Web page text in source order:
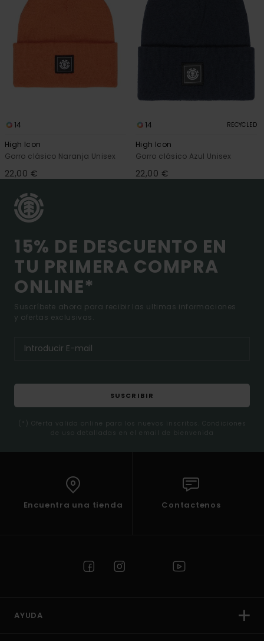
14
High Icon
Gorro clásico Naranja Unisex
22,00 €
14 RECYCLED
High Icon
Gorro clásico Azul Unisex
22,00 €
15% DE DESCUENTO EN
TU PRIMERA COMPRA
ONLINE*
Suscríbete ahora para recibir las ultimas informaciones
y ofertas exclusivas.
SUSCRIBIR
(*) Oferta valida online para los nuevos inscritos. Condiciones
de uso detalladas en el email de bienvenida
Encuentra una tienda Contactenos
AYUDA